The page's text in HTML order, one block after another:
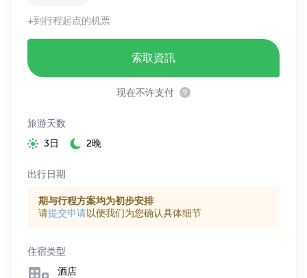
+到行程起点的机票
索取資訊
现在不许支付
旅游天数
3日
2晚
出行日期
期与行程方案均为初步安排
请提交申请以便我们为您确认具体细节
住宿类型
酒店